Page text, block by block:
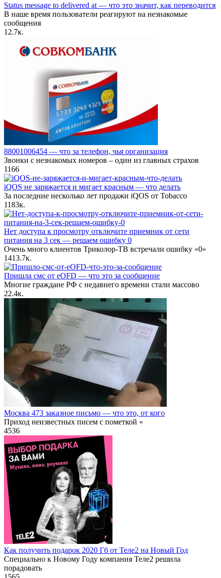
Status message to delivered at — что это значит, как переводится
В наше время пользователи реагируют на незнакомые
сообщения
1 2.7к.
88001006454 — что за телефон, чья организация
Звонки с незнакомых номеров – один из главных страхов
1166
iQOS не заряжается и мигает красным — что делать
За последние несколько лет продажи iQOS от Tobacco
1183к.
Нет доступа к просмотру отключите приемник от сети
питания на 3 сек — решаем ошибку 0
Очень много клиентов Триколор-ТВ встречали ошибку «0»
1413.7к.
Пришла смс от eOFD — что это за сообщение
Многие граждане РФ с недавнего времени стали массово
22.4к.
Москва 473 заказное письмо — что это, от кого
Приход неизвестных писем с пометкой «
4536
Как получить подарок 2020 Гб от Теле2 на Новый Год
Специально к Новому Году компания Теле2 решила
порадовать